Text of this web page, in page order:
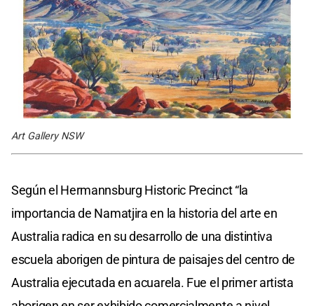
Art Gallery NSW
Según el Hermannsburg Historic Precinct “la
importancia de Namatjira en la historia del arte en
Australia radica en su desarrollo de una distintiva
escuela aborigen de pintura de paisajes del centro de
Australia ejecutada en acuarela. Fue el primer artista